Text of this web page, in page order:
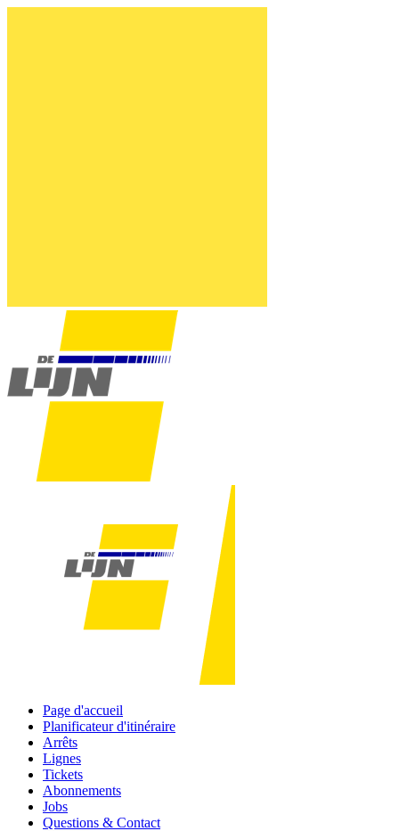
Page d'accueil
Planificateur d'itinéraire
Arrêts
Lignes
Tickets
Abonnements
Jobs
Questions & Contact